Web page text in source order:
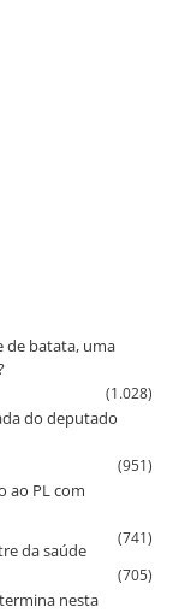
de batata, uma
(1.028)
do deputado
(951)
ao PL com
(741)
da saúde
(705)
nesta